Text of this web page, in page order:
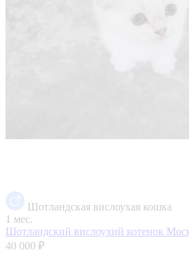
Шотландская вислоухая кошка
1 мес.
Шотландский вислоухий котенок
40 000 ₽